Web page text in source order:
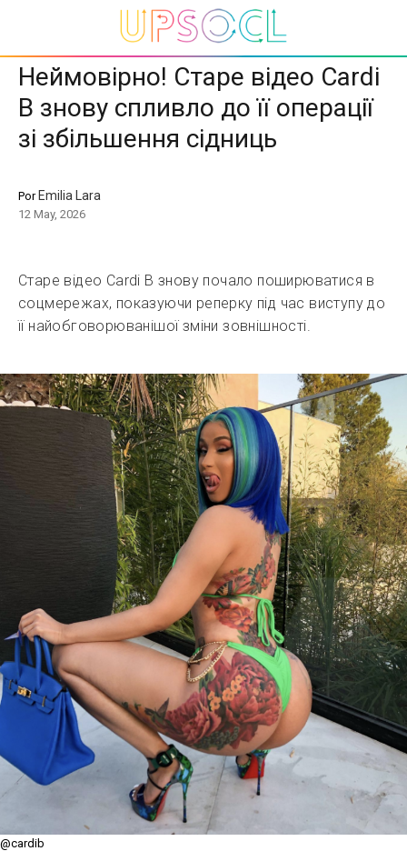
Неймовірно! Старе відео Cardi
B знову спливло до її операції
зі збільшення сідниць
Por Emilia Lara
12 May, 2026
Старе відео Cardi B знову почало поширюватися в
соцмережах, показуючи реперку під час виступу до
її найобговорюванішої зміни зовнішності.
@cardib